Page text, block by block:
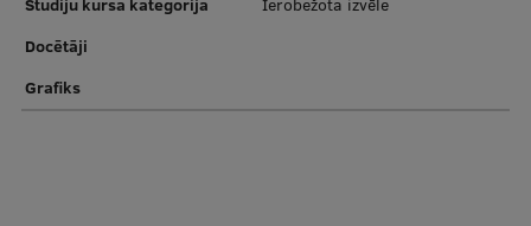
Pētniecības datu pārvaldība
RSU zinātnes portāls
Zinātnes ietekme
Studiju kursa kategorija
Ierobežota izvēle
Docētāji
Grafiks